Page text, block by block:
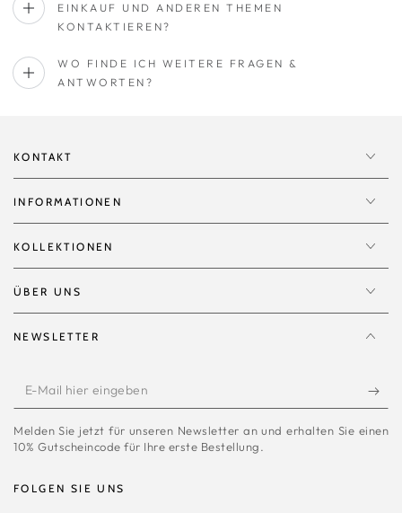
EINKAUF UND ANDEREN THEMEN
KONTAKTIEREN?
WO FINDE ICH WEITERE FRAGEN &
ANTWORTEN?
KONTAKT
INFORMATIONEN
KOLLEKTIONEN
ÜBER UNS
NEWSLETTER
E-
Mail
hier
Melden Sie jetzt für unseren Newsletter an und erhalten Sie einen
10% Gutscheincode für Ihre erste Bestellung.
FOLGEN SIE UNS